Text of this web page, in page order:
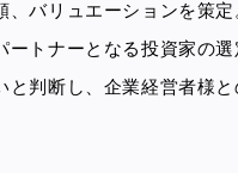
バリュエーションを策定
トナーとなる投資家の選
判断し、企業経営者様